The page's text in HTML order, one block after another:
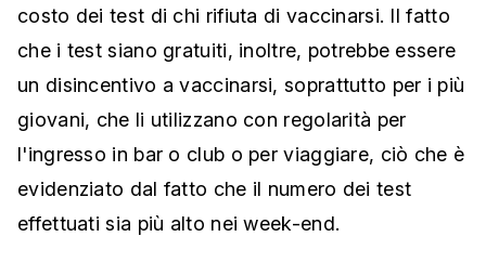
costo dei test di chi rifiuta di vaccinarsi. Il fatto
che i test siano gratuiti, inoltre, potrebbe essere
un disincentivo a vaccinarsi, soprattutto per i più
giovani, che li utilizzano con regolarità per
l'ingresso in bar o club o per viaggiare, ciò che è
evidenziato dal fatto che il numero dei test
effettuati sia più alto nei week-end.